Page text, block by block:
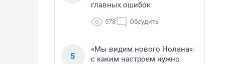
главных ошибок
578 Обсудить
5
«Мы видим нового Нолана»:
с каким настроем нужно